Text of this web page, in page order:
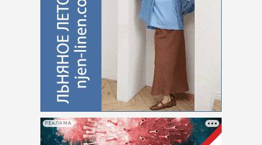
РЕКЛАМА